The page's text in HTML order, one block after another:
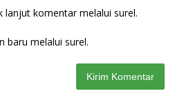
lanjut komentar melalui surel.
baru melalui surel.